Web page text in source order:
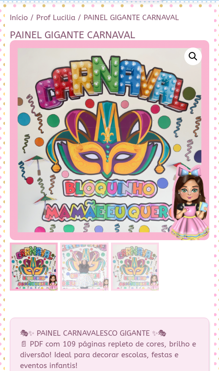
Início / Prof Lucilia / PAINEL GIGANTE CARNAVAL
PAINEL GIGANTE CARNAVAL
🎭✨ PAINEL CARNAVALESCO GIGANTE ✨🎭
📄 PDF com 109 páginas repleto de cores, brilho e
diversão! Ideal para decorar escolas, festas e
eventos infantis!